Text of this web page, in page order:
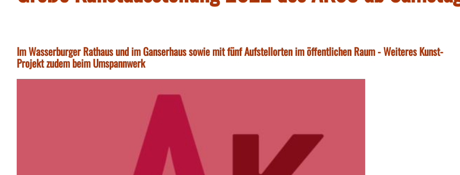
Im Wasserburger Rathaus und im Ganserhaus sowie mit fünf Aufstellorten im öffentlichen Raum - Weiteres Kunst-
Projekt zudem beim Umspannwerk